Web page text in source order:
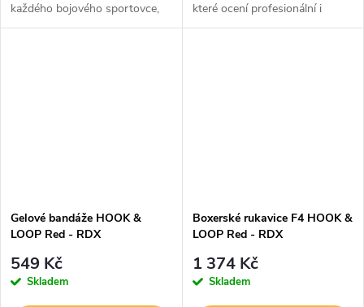
každého bojového sportovce,
který chce zlepšovat svou
které ocení profesionální i
amatérští boxeři. Mají
Gelové bandáže HOOK &
LOOP Red - RDX
549 Kč
Skladem
Boxerské rukavice F4 HOOK &
LOOP Red - RDX
1 374 Kč
Skladem